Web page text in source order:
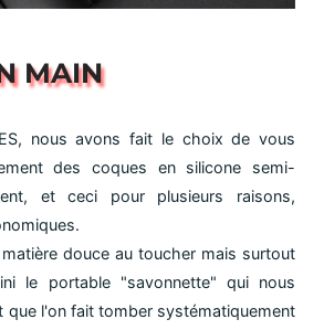
MAIN
nous avons fait le choix de vous
des coques en silicone semi-
et ceci pour plusieurs raisons,
douce au toucher mais surtout
le portable "savonnette" qui nous
que l'on fait tomber systématiquement